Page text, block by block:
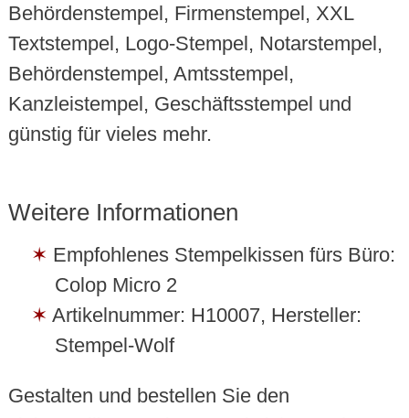
Behördenstempel, Firmenstempel, XXL
Textstempel, Logo-Stempel, Notarstempel,
Behördenstempel, Amtsstempel,
Kanzleistempel, Geschäftsstempel und
günstig für vieles mehr.
Weitere Informationen
Empfohlenes Stempelkissen fürs Büro:
Colop Micro 2
Artikelnummer: H10007, Hersteller:
Stempel-Wolf
Gestalten und bestellen Sie den